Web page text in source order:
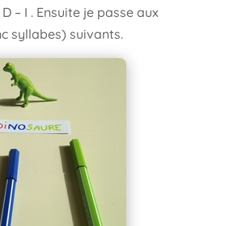
– I . Ensuite je passe aux
syllabes) suivants.